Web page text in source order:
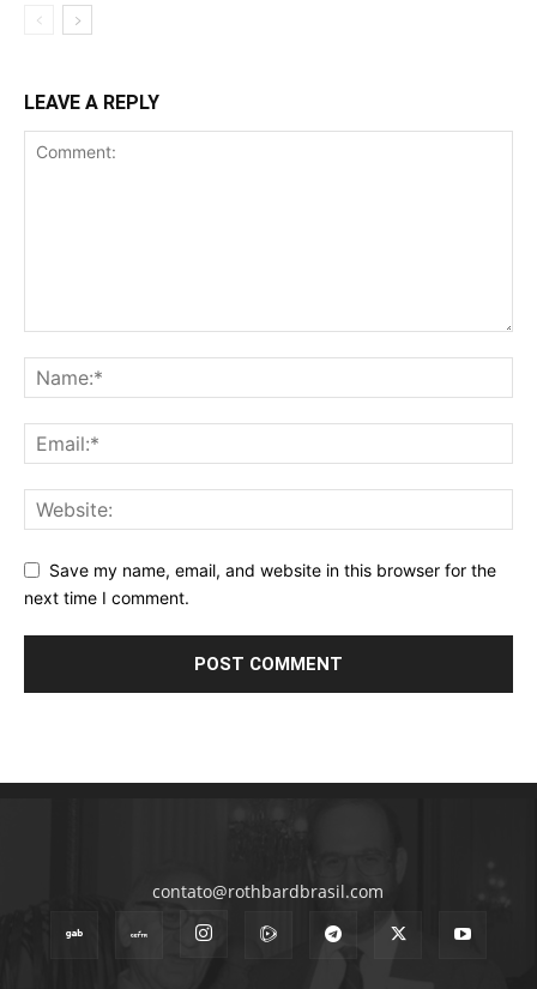
LEAVE A REPLY
Save my name, email, and website in this browser for the
next time I comment.
contato@rothbardbrasil.com